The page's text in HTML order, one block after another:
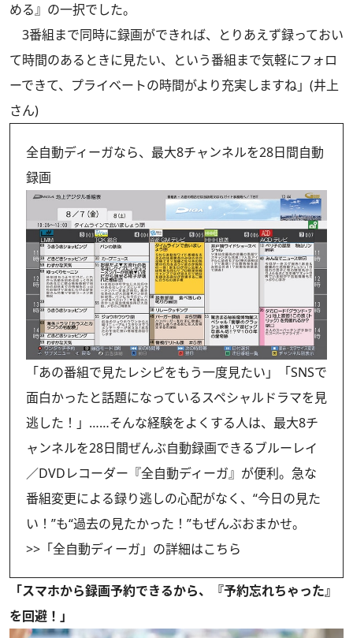
める』の一択でした。
3番組まで同時に録画ができれば、とりあえず録っておい
て時間のあるときに見たい、という番組まで気軽にフォロ
ーできて、プライベートの時間がより充実しますね」(井上
さん)
全自動ディーガなら、最大8チャンネルを28日間自動
録画
「あの番組で見たレシピをもう一度見たい」「SNSで
面白かったと話題になっているスペシャルドラマを見
逃した！」……そんな経験をよくする人は、最大8チ
ャンネルを28日間ぜんぶ自動録画できるブルーレイ
／DVDレコーダー『全自動ディーガ』が便利。急な
番組変更による録り逃しの心配がなく、“今日の見た
い！”も“過去の見たかった！”もぜんぶおまかせ。
>> 「全自動ディーガ」の詳細はこちら
「スマホから録画予約できるから、『予約忘れちゃった』
を回避！」